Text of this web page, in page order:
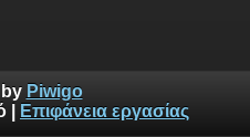
Piwigo
Επιφάνεια εργασίας